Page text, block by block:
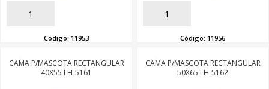
AÑADIR
Código: 11953
AÑADIR
Código: 11956
CAMA P/MASCOTA RECTANGULAR
40X55 LH-5161
CAMA P/MASCOTA RECTANGULAR
50X65 LH-5162